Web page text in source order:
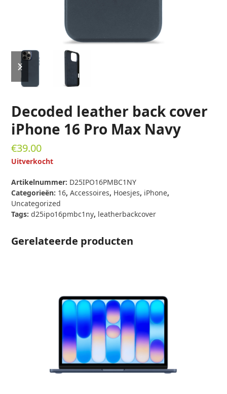
previous
slide
next
slide
Decoded leather back cover
iPhone 16 Pro Max Navy
€39.00
Uitverkocht
Artikelnummer: D25IPO16PMBC1NY
Categorieën: 16,Accessoires, Hoesjes, iPhone,
Uncategorized
Tags:d25ipo16pmbc1ny, leatherbackcover
Gerelateerde producten